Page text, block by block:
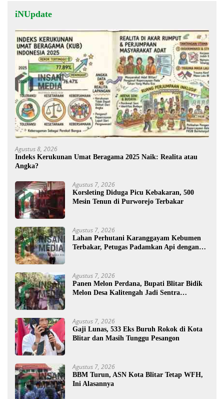
iNUpdate
Agustus 8, 2026
Indeks Kerukunan Umat Beragama 2025 Naik: Realita atau
Angka?
Agustus 7, 2026
Korsleting Diduga Picu Kebakaran, 500
Mesin Tenun di Purworejo Terbakar
Agustus 7, 2026
Lahan Perhutani Karanggayam Kebumen
Terbakar, Petugas Padamkan Api dengan
Agustus 7, 2026
Panen Melon Perdana, Bupati Blitar Bidik
Melon Desa Kalitengah Jadi Sentra
Agustus 7, 2026
Gaji Lunas, 533 Eks Buruh Rokok di Kota
Blitar dan Masih Tunggu Pesangon
Agustus 7, 2026
BBM Turun, ASN Kota Blitar Tetap WFH,
Ini Alasannya